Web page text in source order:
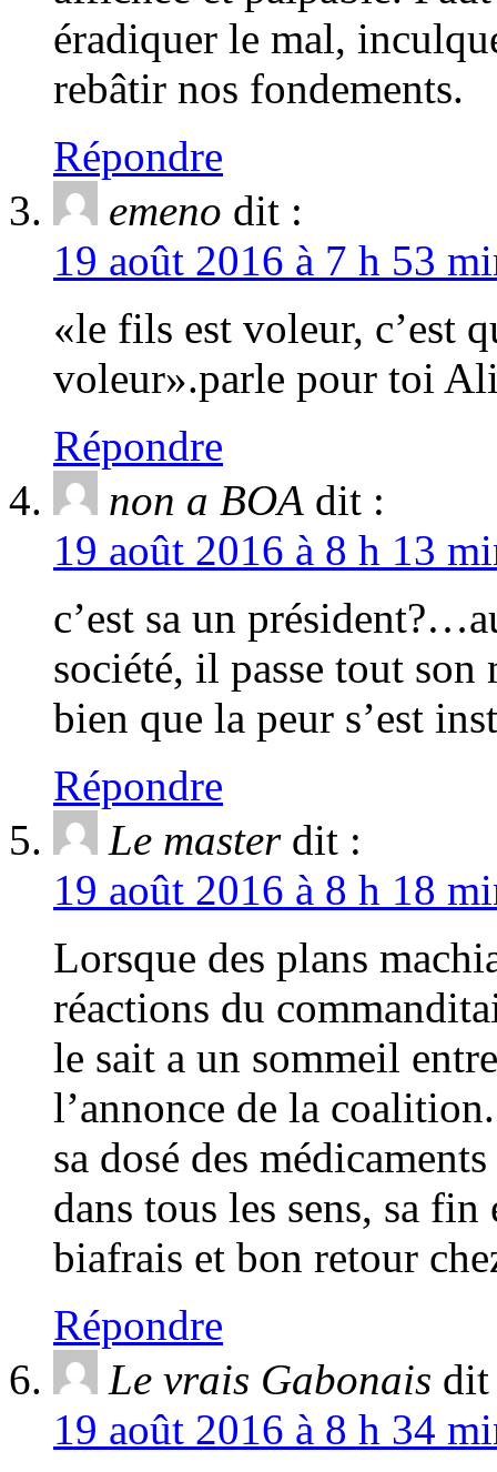
éradiquer le mal,
rebâtir nos fondements.
Répondre
emeno dit :
19 août 2016 à 7 h 53
«le fils est voleur, c’est
voleur».parle pour toi
Répondre
non a BOA dit :
19 août 2016 à 8 h 13
c’est sa un
société, il passe tout son
bien que la peur s’est
Répondre
Le master dit :
19 août 2016 à 8 h 18
Lorsque des plans
réactions du
le sait a un sommeil
l’annonce de la
sa dosé des
dans tous les sens, sa
biafrais et bon retour
Répondre
Le vrais Gabonais
19 août 2016 à 8 h 34